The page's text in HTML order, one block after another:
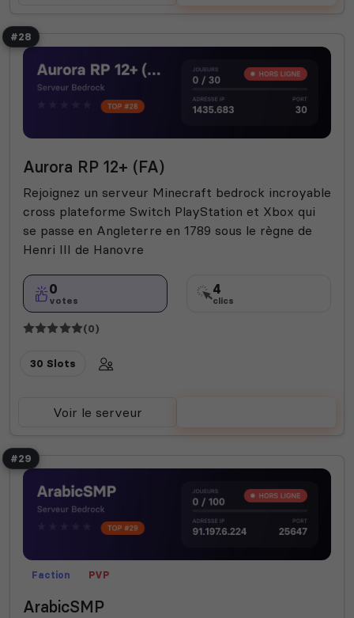
#28
Aurora RP 12+ (FA)
Rejoignez un serveur Minecraft bedrock incroyable
cross plateforme Switch PlayStation et Xbox qui
se passe en Angleterre en 1789 sous le règne de
Henri III de Hanovre
0
votes
4
clics
(0)
30 Slots
Voir le serveur
#29
Faction PVP
ArabicSMP